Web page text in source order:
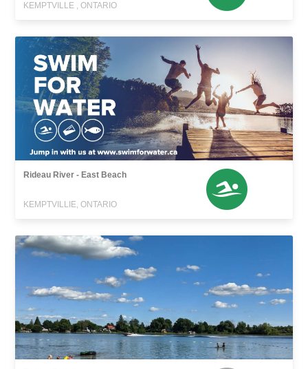
KEMPTVILLE , ONTARIO
Rideau River - East Beach
KEMPTVILLIE, ONTARIO